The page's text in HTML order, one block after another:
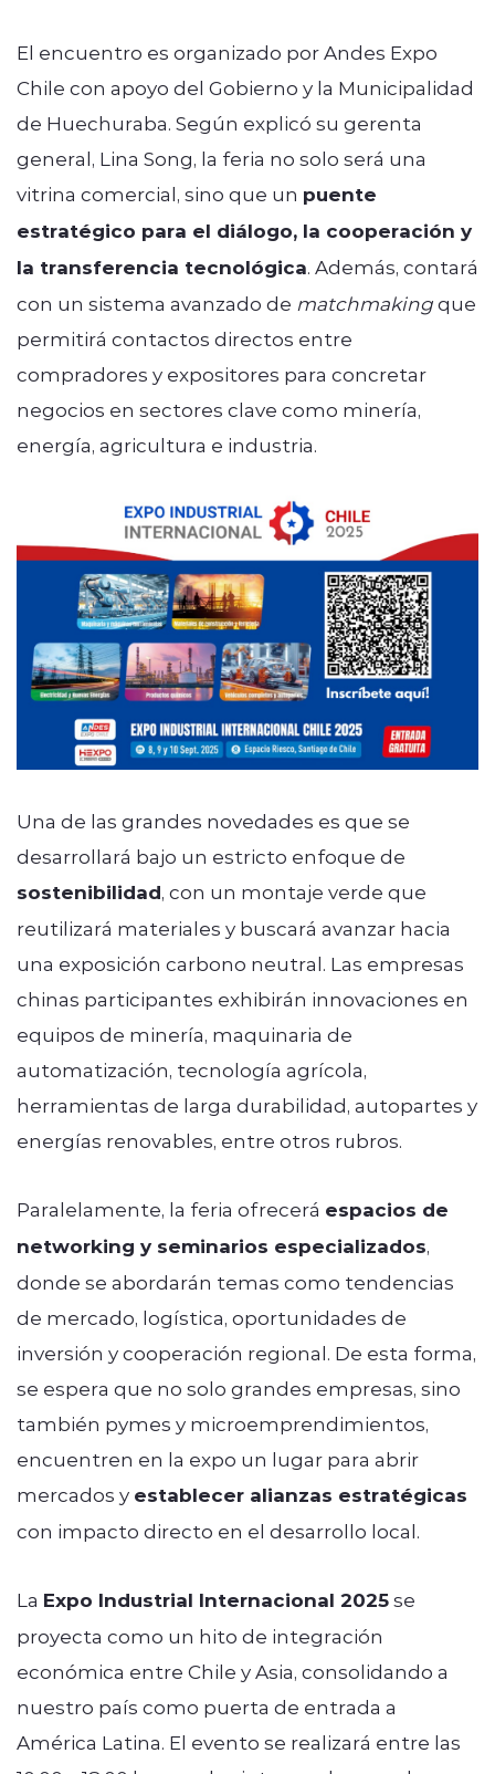
El encuentro es organizado por Andes Expo
Chile con apoyo del Gobierno y la Municipalidad
de Huechuraba. Según explicó su gerenta
general, Lina Song, la feria no solo será una
vitrina comercial, sino que un puente
estratégico para el diálogo, la cooperación y
la transferencia tecnológica. Además, contará
con un sistema avanzado de matchmakingque
permitirá contactos directos entre
compradores y expositores para concretar
negocios en sectores clave como minería,
energía, agricultura e industria.
Una de las grandes novedades es que se
desarrollará bajo un estricto enfoque de
sostenibilidad, con un montaje verde que
reutilizará materiales y buscará avanzar hacia
una exposición carbono neutral. Las empresas
chinas participantes exhibirán innovaciones en
equipos de minería, maquinaria de
automatización, tecnología agrícola,
herramientas de larga durabilidad, autopartes y
energías renovables, entre otros rubros.
Paralelamente, la feria ofrecerá espacios de
networking y seminarios especializados,
donde se abordarán temas como tendencias
de mercado, logística, oportunidades de
inversión y cooperación regional. De esta forma,
se espera que no solo grandes empresas, sino
también pymes y microemprendimientos,
encuentren en la expo un lugar para abrir
mercados y establecer alianzas estratégicas
con impacto directo en el desarrollo local.
La Expo Industrial Internacional 2025se
proyecta como un hito de integración
económica entre Chile y Asia, consolidando a
nuestro país como puerta de entrada a
América Latina. El evento se realizará entre las